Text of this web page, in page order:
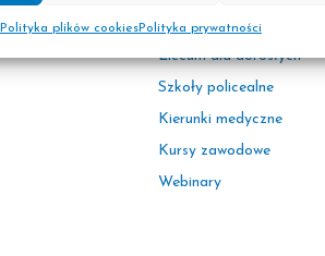
Polityka plików cookiesPolityka prywatności
Liceum dla dorosłych
Szkoły policealne
Kierunki medyczne
Kursy zawodowe
Webinary